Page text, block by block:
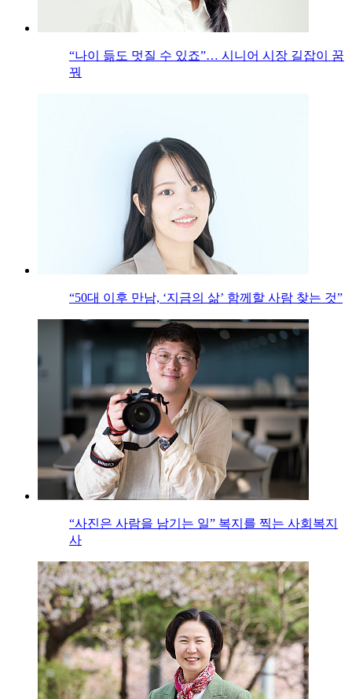
“나이 듦도 멋질 수 있죠”… 시니어 시장 길잡이 꿈
꿔
“50대 이후 만남, ‘지금의 삶’ 함께할 사람 찾는 것”
“사진은 사람을 남기는 일” 복지를 찍는 사회복지
사